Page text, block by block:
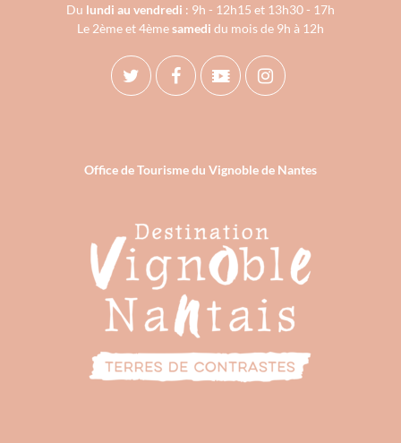
Du lundi au vendredi : 9h - 12h15 et 13h30 - 17h
Le 2ème et 4èmesamedi du mois de 9h à 12h
Office de Tourisme du Vignoble de Nantes